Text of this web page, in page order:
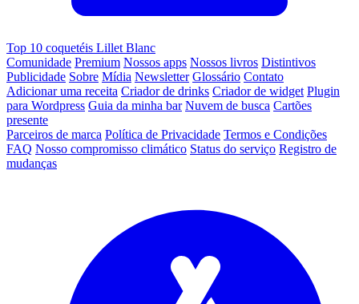
Top 10 coquetéis Lillet Blanc
Comunidade Premium Nossos apps Nossos livros Distintivos
Publicidade Sobre Mídia Newsletter Glossário Contato
Adicionar uma receita Criador de drinks Criador de widget Plugin
para Wordpress Guia da minha bar Nuvem de busca Cartões
presente
Parceiros de marca Política de Privacidade Termos e Condições
FAQ Nosso compromisso climático Status do serviço Registro de
mudanças